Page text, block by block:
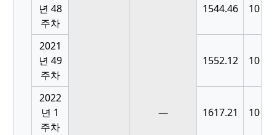
년 48
주차
—
1544.46 10
2021
년 49
주차
1552.12 10
2022
년 1
주차
1617.21 10